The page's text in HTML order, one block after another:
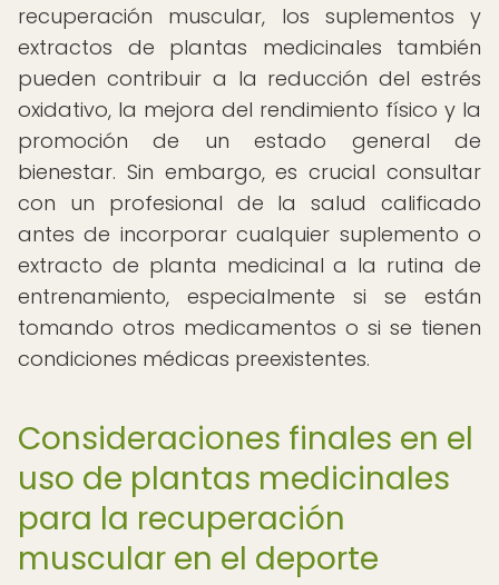
recuperación muscular, los suplementos y
extractos de plantas medicinales también
pueden contribuir a la reducción del estrés
oxidativo, la mejora del rendimiento físico y la
promoción de un estado general de
bienestar. Sin embargo, es crucial consultar
con un profesional de la salud calificado
antes de incorporar cualquier suplemento o
extracto de planta medicinal a la rutina de
entrenamiento, especialmente si se están
tomando otros medicamentos o si se tienen
condiciones médicas preexistentes.
Consideraciones finales en el
uso de plantas medicinales
para la recuperación
muscular en el deporte